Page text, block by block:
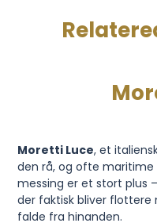
Moretti Luce, et
den rå, og ofte maritime
messing er et stort plus
der faktisk bliver
falde fra hinanden.